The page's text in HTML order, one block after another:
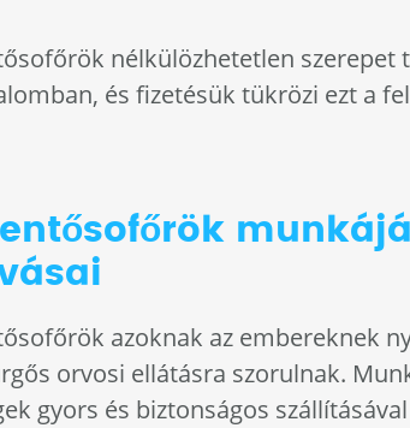
nélkülözhetetlen szerepet
és fizetésük tükrözi ezt a
azoknak az embereknek
orvosi ellátásra szorulnak.
gyors és biztonságos